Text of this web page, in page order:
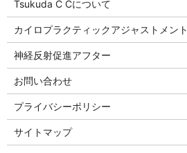
Tsukuda C Cについて
カイロプラクティックアジャストメント
神経反射促進アフター
お問い合わせ
プライバシーポリシー
サイトマップ